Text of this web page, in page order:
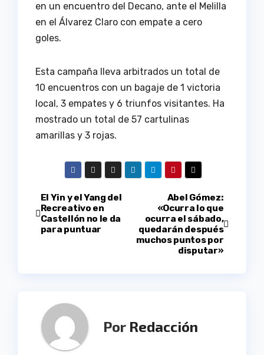
en un encuentro del Decano, ante el Melilla
en el Álvarez Claro con empate a cero
goles.
Esta campaña lleva arbitrados un total de
10 encuentros con un bagaje de 1 victoria
local, 3 empates y 6 triunfos visitantes. Ha
mostrado un total de 57 cartulinas
amarillas y 3 rojas.
Navegación
de
Abel Gómez:
«Ocurra lo que
ocurra el sábado,
quedarán después
muchos puntos por
disputar»
El Yin y el Yang del
Recreativo en
Castellón no le da
para puntuar
Por Redacción